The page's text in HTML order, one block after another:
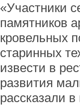
«Участники
памятников
кровельных
старинных
извести в
развития
рассказали